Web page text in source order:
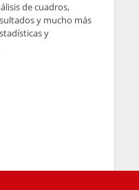
de cuadros,
y mucho más
y